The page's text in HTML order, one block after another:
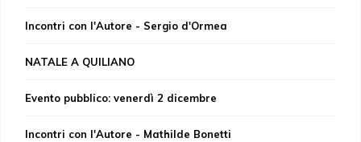
Incontri con l'Autore - Sergio d'Ormea
NATALE A QUILIANO
Evento pubblico: venerdì 2 dicembre
Incontri con l'Autore - Mathilde Bonetti